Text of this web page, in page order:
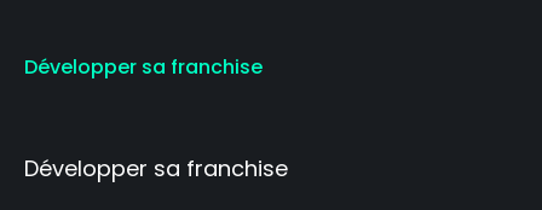
Développer sa franchise
Développer sa franchise